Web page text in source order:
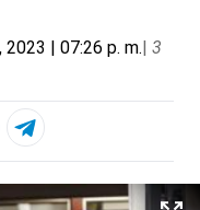
2023 | 07:26 p. m.| 3